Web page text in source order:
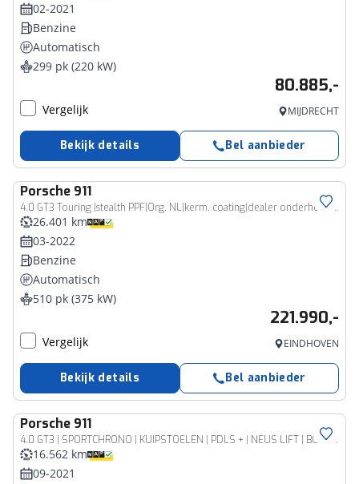
02-2021
Benzine
Automatisch
299 pk (220 kW)
80.885,-
Vergelijk MIJDRECHT
Bekijk details Bel aanbieder
Porsche 911
4.0 GT3 Touring |stealth PPF|Org. NL|kerm. coating|dealer onderhouden|lift|sport chrono|18-voudig|Bose|stoelverwarming|
26.401 km
03-2022
Benzine
Automatisch
510 pk (375 kW)
221.990,-
Vergelijk EINDHOVEN
Bekijk details Bel aanbieder
Porsche 911
4.0 GT3 | SPORTCHRONO | KUIPSTOELEN | PDLS + | NEUS LIFT | BOSE | SPORTUITLAATSYSTEEM | AGAATGRIJS | NL GELEVERD | VIERWIELBESTURING | PVT PLUS | PORSCHE APPROVED |
16.562 km
09-2021